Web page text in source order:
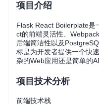
项目介绍
Flask React Boilerplate是
ct的前端灵活性、
后端简洁性以及
标是为开发者提供一个快
杂的Web应用还是简单的
项目技术分析
前端技术栈